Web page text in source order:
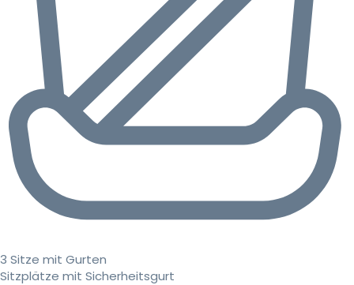
3 Sitze mit Gurten
Sitzplätze mit Sicherheitsgurt